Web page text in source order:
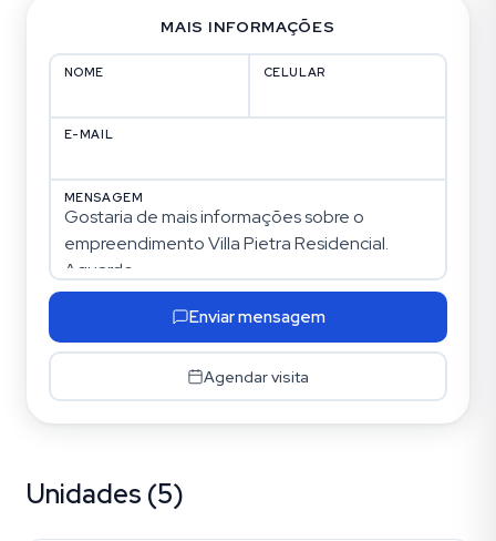
MAIS INFORMAÇÕES
NOME CELULAR
E-MAIL
MENSAGEM
Enviar mensagem
Agendar visita
Unidades (5)
Vila Ipiranga